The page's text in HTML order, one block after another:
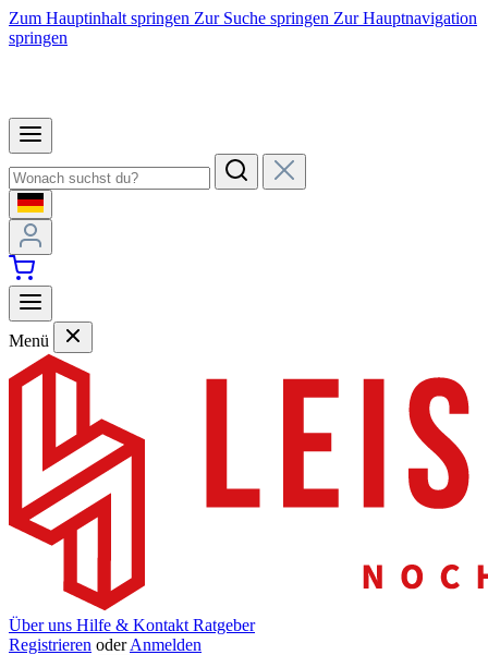
Zum Hauptinhalt springen Zur Suche springen Zur Hauptnavigation
springen
Menü
Über uns Hilfe & Kontakt Ratgeber
Registrieren oder Anmelden